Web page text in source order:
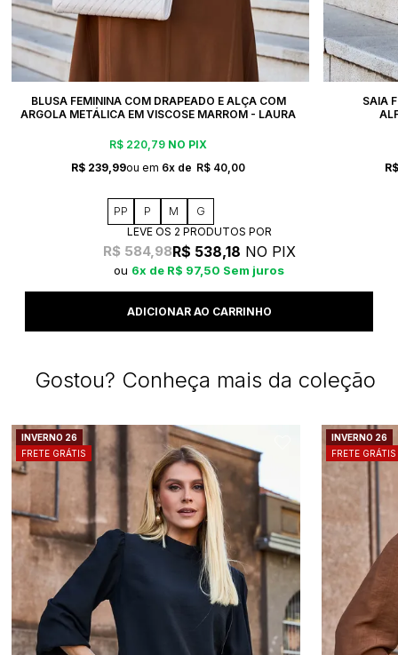
BLUSA FEMININA COM DRAPEADO E ALÇA COM
ARGOLA METÁLICA EM VISCOSE MARROM - LAURA
R$ 220,79 NO PIX
R$ 239,99
6x R$ 40,00
PP P M G
SAIA
LEVE OS 2 PRODUTOS
R$ 584,98R$ 538,18 NO PIX
6x R$ 97,50 Sem juros
Gostou? Conheça mais da coleção
INVERNO 26
FRETE GRÁTIS
FRETE GRÁTIS
INVERNO 26